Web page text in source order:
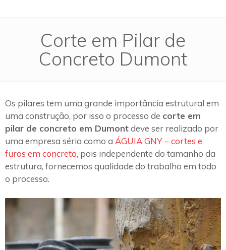
Corte em Pilar de
Concreto Dumont
Os pilares tem uma grande importância estrutural em
uma construção, por isso o processo de corte em
pilar de concreto em Dumontdeve ser realizado por
uma empresa séria como a ÁGUIA GNY – cortes e
furos em concreto, pois independente do tamanho da
estrutura, fornecemos qualidade do trabalho em todo
o processo.